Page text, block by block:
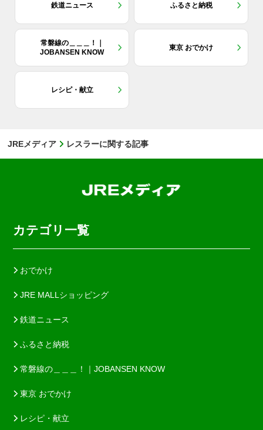
鉄道ニュース ふるさと納税
常磐線の＿＿＿！｜
JOBANSEN KNOW
東京 おでかけ
レシピ・献立
JREメディア レスラーに関する記事
カテゴリ一覧
おでかけ
JRE MALLショッピング
鉄道ニュース
ふるさと納税
常磐線の＿＿＿！｜JOBANSEN KNOW
東京 おでかけ
レシピ・献立